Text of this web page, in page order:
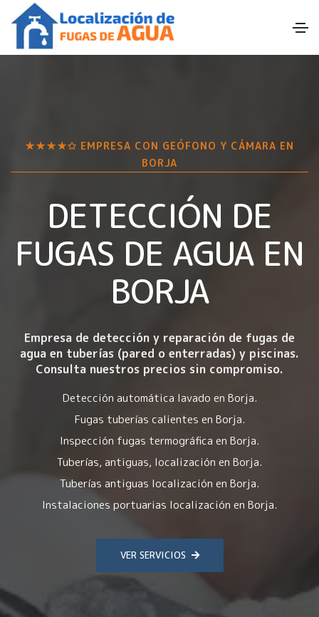
★★★★✩ EMPRESA CON GEÓFONO Y CÁMARA EN
BORJA
DETECCIÓN DE
FUGAS DE AGUA EN
BORJA
Empresa de detección y reparación de fugas de
agua en tuberías (pared o enterradas) y piscinas.
Consulta nuestros precios sin compromiso.
Detección automática lavado en Borja.
Fugas tuberías calientes en Borja.
Inspección fugas termográfica en Borja.
Tuberías, antiguas, localización en Borja.
Tuberías antiguas localización en Borja.
Instalaciones portuarias localización en Borja.
VER SERVICIOS